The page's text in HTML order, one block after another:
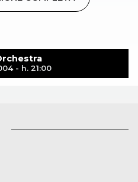
- h. 21:00